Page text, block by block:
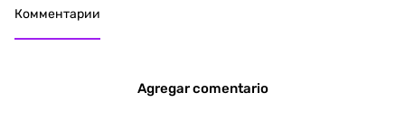
Комментарии
Agregar comentario